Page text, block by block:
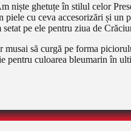
niște ghetuțe în stilul celor
cu ceva accesorizări și un
pe ele pentru ziua de
să curgă pe forma
pentru culoarea bleumarin în